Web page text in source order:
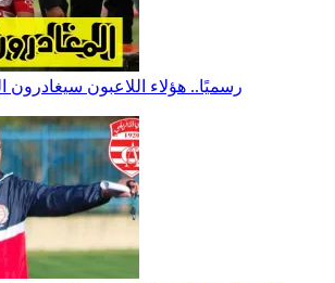
رسميًا.. هؤلاء اللاعبون سيغادرون